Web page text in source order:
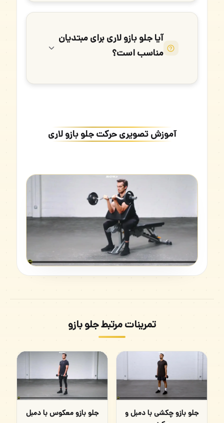
آیا جلو بازو لاری برای مبتدیان
مناسب است؟
آموزش تصویری حرکت جلو بازو لاری
تمرینات مرتبط جلو بازو
جلو بازو چکشی با دمبل و
جلو بازو معکوس با دمبل